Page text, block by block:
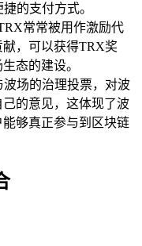
的支付方式。
常常被用作激励代
，可以获得TRX奖
态的建设。
场的治理投票，对波
的意见，这体现了波
够真正参与到区块链